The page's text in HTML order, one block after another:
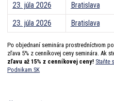
23. júla 2026
Bratislava
23. júla 2026
Bratislava
Po objednaní seminára prostredníctvom
zľava 5% z cenníkovej ceny seminára. Ak
zľavu až 15% z cenníkovej ceny! Staňte
Podnikam.SK